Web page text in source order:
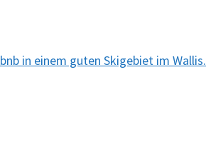
bnb in einem guten Skigebiet im Wallis.